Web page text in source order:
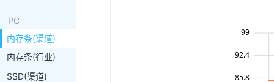
PC
内存条(渠道)
内存条(行业)
SSD(渠道)